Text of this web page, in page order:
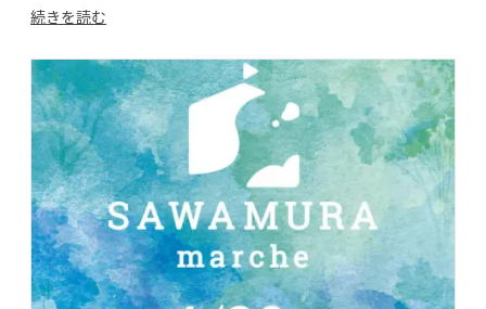
続きを読む